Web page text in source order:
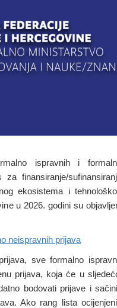
ispravnih i
finansiranje/
ekosistema i
u 2026. godini su
neispravnih prijava
sve formalno
prijava, koja će u
bodovati prijave i
Ako rang lista